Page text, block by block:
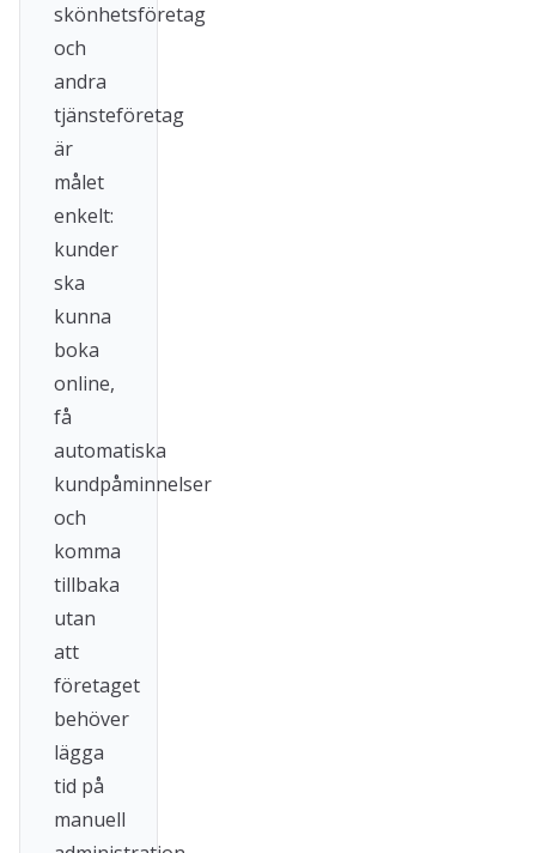
skönhetsföretag
och
andra
tjänsteföretag
är
målet
enkelt:
kunder
ska
kunna
boka
online,
få
automatiska
kundpåminnelser
och
komma
tillbaka
utan
att
företaget
behöver
lägga
tid på
manuell